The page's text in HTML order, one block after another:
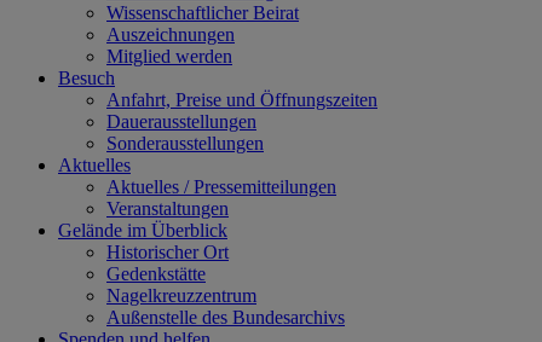
Wissenschaftlicher Beirat
Auszeichnungen
Mitglied werden
Besuch
Anfahrt, Preise und Öffnungszeiten
Dauerausstellungen
Sonderausstellungen
Aktuelles
Aktuelles / Pressemitteilungen
Veranstaltungen
Gelände im Überblick
Historischer Ort
Gedenkstätte
Nagelkreuzzentrum
Außenstelle des Bundesarchivs